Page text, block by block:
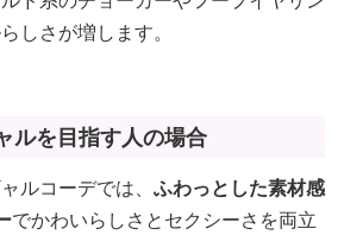
しさが増します。
ルを目指す人の場合
ルコーデでは、 ふわっとした素材感
でかわいらしさとセクシーさを両立